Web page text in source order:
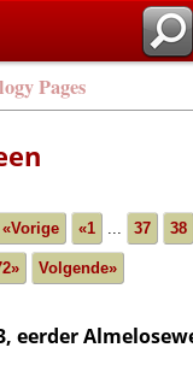
Pages
«Vorige «1 ... 37 38
Volgende»
eerder